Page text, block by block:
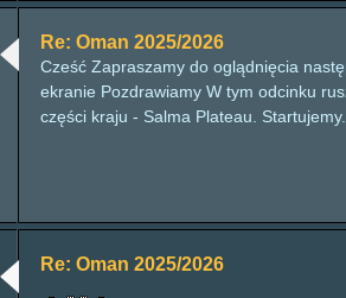
Re: Oman 2025/2026
Cześć Zapraszamy do oglądnięcia
ekranie Pozdrawiamy W tym odcinku
części kraju - Salma Plateau. Startujemy...
Re: Oman 2025/2026